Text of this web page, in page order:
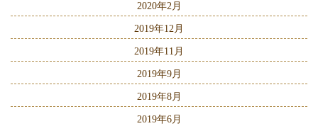
2020年2月
2019年12月
2019年11月
2019年9月
2019年8月
2019年6月